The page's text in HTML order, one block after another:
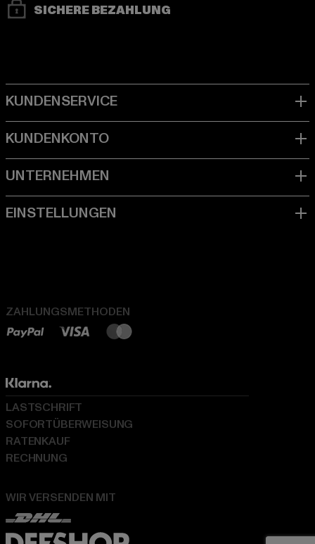
SICHERE BEZAHLUNG
ZAHLUNGSMETHODEN
WIR VERSENDEN MIT
LASTSCHRIFT
SOFORTÜBERWEISUNG
RATENKAUF
RECHNUNG